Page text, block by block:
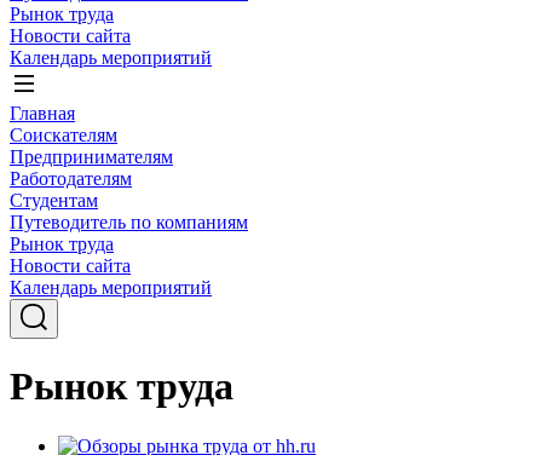
Рынок труда
Новости сайта
Календарь мероприятий
Главная
Соискателям
Предпринимателям
Работодателям
Студентам
Путеводитель по компаниям
Рынок труда
Новости сайта
Календарь мероприятий
Рынок труда